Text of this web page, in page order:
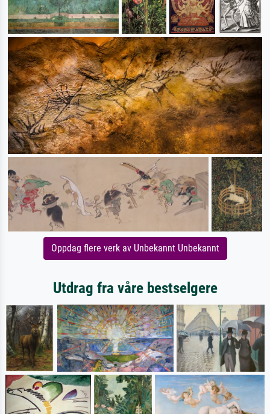
Oppdag flere verk av Unbekannt Unbekannt
Utdrag fra våre bestselgere